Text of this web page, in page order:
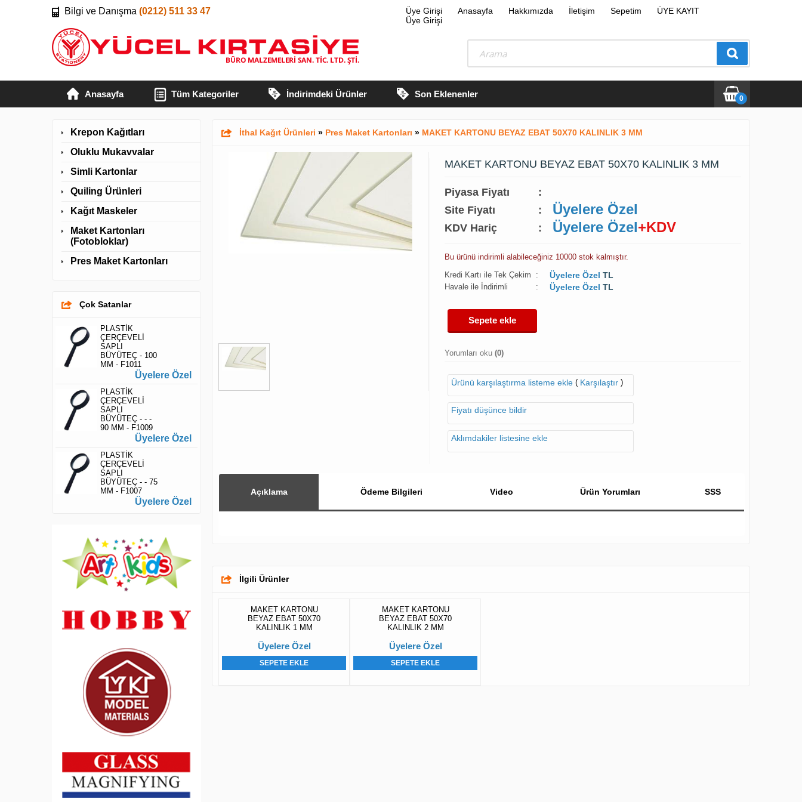
Bilgi ve Danışma (0212) 511 33 47 Üye Girişi Anasayfa Hakkımızda İletişim Sepetim
ÜYE KAYIT
Üye Girişi
Anasayfa Tüm Kategoriler İndirimdeki Ürünler Son Eklenenler 0
Krepon Kağıtları
Oluklu Mukavvalar
Simli Kartonlar
Quiling Ürünleri
Kağıt Maskeler
Maket Kartonları
(Fotobloklar)
Pres Maket Kartonları
Çok Satanlar
PLASTİK
ÇERÇEVELİ
SAPLI
BÜYÜTEÇ - 100
MM - F1011
Üyelere Özel
PLASTİK
ÇERÇEVELİ
SAPLI
BÜYÜTEÇ - - -
90 MM - F1009
Üyelere Özel
PLASTİK
ÇERÇEVELİ
SAPLI
BÜYÜTEÇ - - 75
MM - F1007
Üyelere Özel
İthal Kağıt Ürünleri » Pres Maket Kartonları » MAKET KARTONU BEYAZ EBAT 50X70 KALINLIK 3 MM
MAKET KARTONU BEYAZ EBAT 50X70 KALINLIK 3 MM
Piyasa Fiyatı
:
Site Fiyatı
: Üyelere Özel
KDV Hariç : Üyelere Özel+KDV
Bu ürünü indirimli alabileceğiniz 10000 stok kalmıştır.
Kredi Kartı ile Tek Çekim
: Üyelere Özel TL
Havale ile İndirimli : Üyelere Özel TL
Sepete ekle
Yorumları oku (0)
Ürünü karşılaştırma listeme ekle ( Karşılaştır )
Fiyatı düşünce bildir
Aklımdakiler listesine ekle
Açıklama Ödeme Bilgileri Video Ürün Yorumları SSS
İlgili Ürünler
MAKET KARTONU
BEYAZ EBAT 50X70
KALINLIK 1 MM
Üyelere Özel
SEPETE EKLE
MAKET KARTONU
BEYAZ EBAT 50X70
KALINLIK 2 MM
Üyelere Özel
SEPETE EKLE